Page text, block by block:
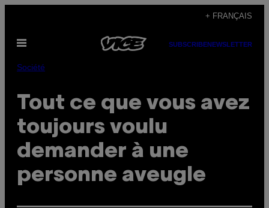
content
+ FRANÇAIS
Open
SUBSCRIBENEWSLETTER
Société
Tout ce que vous avez
toujours voulu
demander à une
personne aveugle